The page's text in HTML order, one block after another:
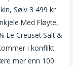
Sølv 3 499 kr
Med Fløyte,
Le Creuset Salt &
i konflikt
mer enn 100